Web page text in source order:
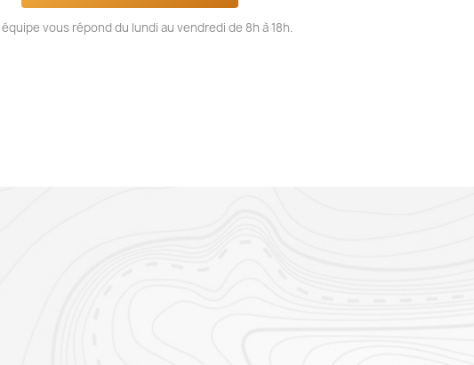
vous répond du lundi au vendredi de 8h à 18h.